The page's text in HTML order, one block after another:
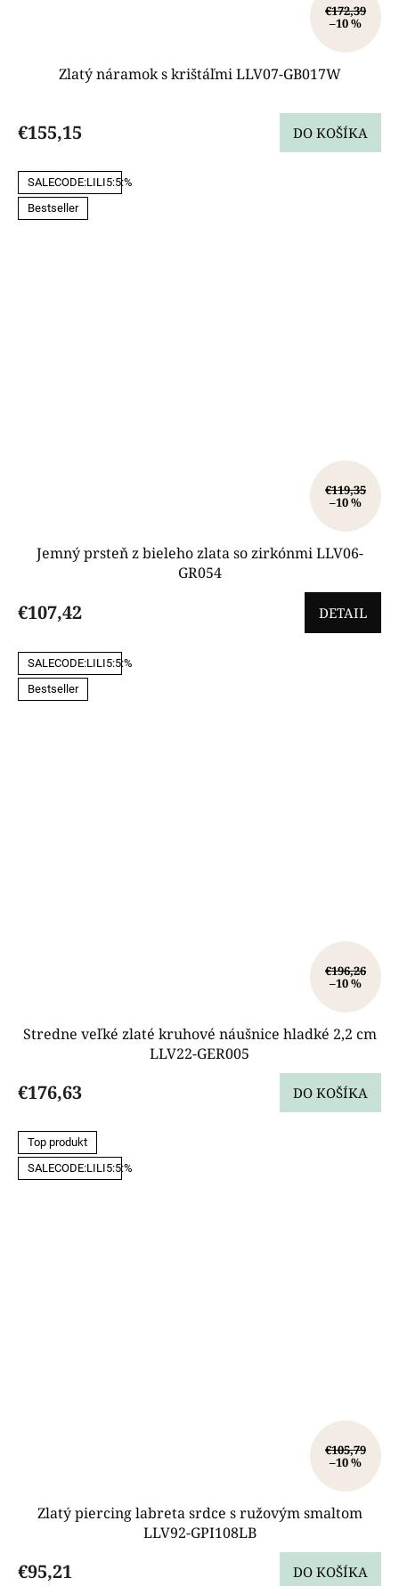
€172,39
–10 %
Zlatý náramok s krištáľmi LLV07-GB017W
€155,15 DO KOŠÍKA
SALECODE:LILI5:5:%
Bestseller
€119,35
–10 %
Jemný prsteň z bieleho zlata so zirkónmi LLV06-
GR054
€107,42 DETAIL
SALECODE:LILI5:5:%
Bestseller
€196,26
–10 %
Stredne veľké zlaté kruhové náušnice hladké 2,2 cm
LLV22-GER005
€176,63 DO KOŠÍKA
Top produkt
SALECODE:LILI5:5:%
€105,79
–10 %
Zlatý piercing labreta srdce s ružovým smaltom
LLV92-GPI108LB
€95,21 DO KOŠÍKA